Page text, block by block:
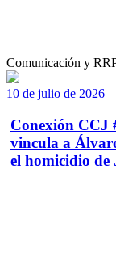
Comunicación y
10 de julio de 2026
Conexión CCJ
vincula a
el homicidio de